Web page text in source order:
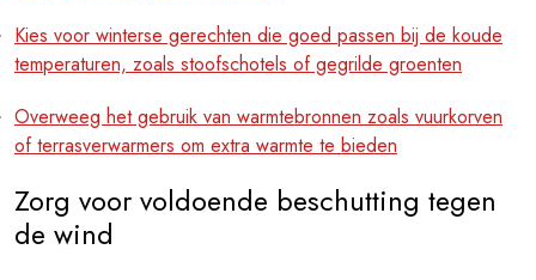
Kies voor winterse gerechten die goed passen bij de koude
temperaturen, zoals stoofschotels of gegrilde groenten
Overweeg het gebruik van warmtebronnen zoals vuurkorven
of terrasverwarmers om extra warmte te bieden
Zorg voor voldoende beschutting tegen
de wind